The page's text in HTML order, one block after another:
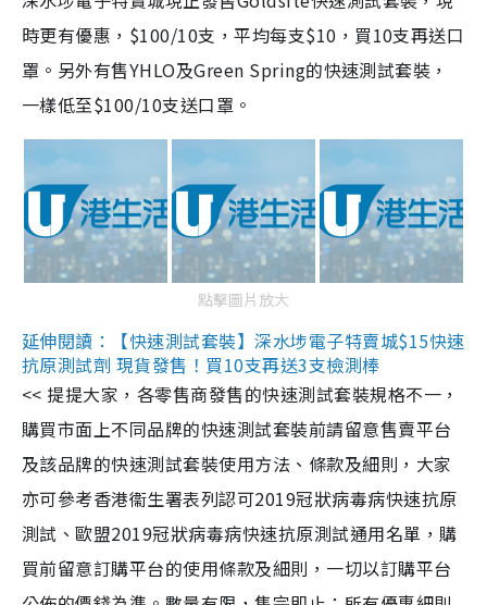
時更有優惠，$100/10支，平均每支$10，買10支再送口
罩。另外有售YHLO及Green Spring的快速測試套裝，
一樣低至$100/10支送口罩。
點擊圖片放大
延伸閱讀：【快速測試套裝】深水埗電子特賣城$15快速
抗原測試劑 現貨發售！買10支再送3支檢測棒
<< 提提大家，各零售商發售的快速測試套裝規格不一，
購買市面上不同品牌的快速測試套裝前請留意售賣平台
及該品牌的快速測試套裝使用方法、條款及細則，大家
亦可參考香港衞生署表列認可2019冠狀病毒病快速抗原
測試、歐盟2019冠狀病毒病快速抗原測試通用名單，購
買前留意訂購平台的使用條款及細則，一切以訂購平台